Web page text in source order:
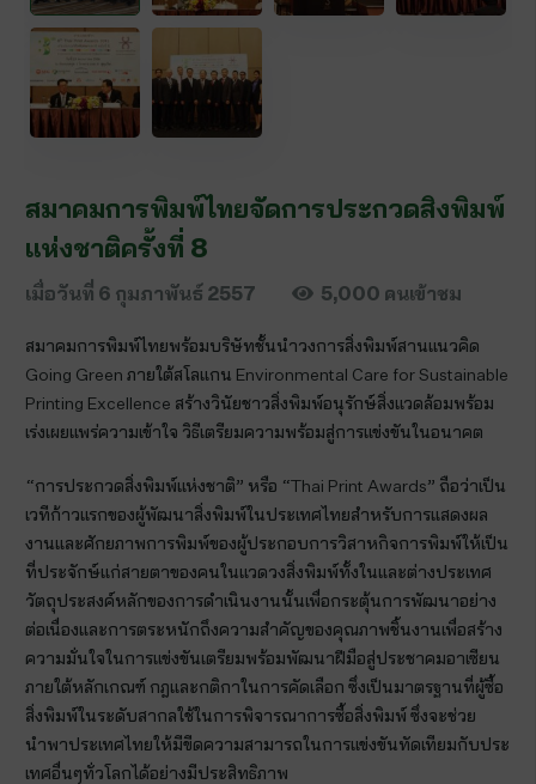
สมาคมการพิมพ์ไทยจัดการประกวดสิ่งพิมพ์
แห่งชาติครั้งที่ 8
เมื่อวันที่ 6 กุมภาพันธ์ 2557 5,000 คนเข้าชม
สมาคมการพิมพ์ไทยพร้อมบริษัทชั้นนำวงการสิ่งพิมพ์สานแนวคิด
Going Green ภายใต้สโลแกน Environmental Care for Sustainable
Printing Excellence สร้างวินัยชาวสิ่งพิมพ์อนุรักษ์สิ่งแวดล้อมพร้อม
เร่งเผยแพร่ความเข้าใจ วิธีเตรียมความพร้อมสู่การแข่งขันในอนาคต
“การประกวดสิ่งพิมพ์แห่งชาติ” หรือ “Thai Print Awards” ถือว่าเป็น
เวทีก้าวแรกของผู้พัฒนาสิ่งพิมพ์ในประเทศไทยสำหรับการแสดงผล
งานและศักยภาพการพิมพ์ของผู้ประกอบการวิสาหกิจการพิมพ์ให้เป็น
ที่ประจักษ์แก่สายตาของคนในแวดวงสิ่งพิมพ์ทั้งในและต่างประเทศ
วัตถุประสงค์หลักของการดำเนินงานนั้นเพื่อกระตุ้นการพัฒนาอย่าง
ต่อเนื่องและการตระหนักถึงความสำคัญของคุณภาพชิ้นงานเพื่อสร้าง
ความมั่นใจในการแข่งขันเตรียมพร้อมพัฒนาฝีมือสู่ประชาคมอาเซียน
ภายใต้หลักเกณฑ์ กฎและกติกาในการคัดเลือก ซึ่งเป็นมาตรฐานที่ผู้ซื้อ
สิ่งพิมพ์ในระดับสากลใช้ในการพิจารณาการซื้อสิ่งพิมพ์ ซึ่งจะช่วย
นำพาประเทศไทยให้มีขีดความสามารถในการแข่งขันทัดเทียมกับประ
เทศอื่นๆทั่วโลกได้อย่างมีประสิทธิภาพ